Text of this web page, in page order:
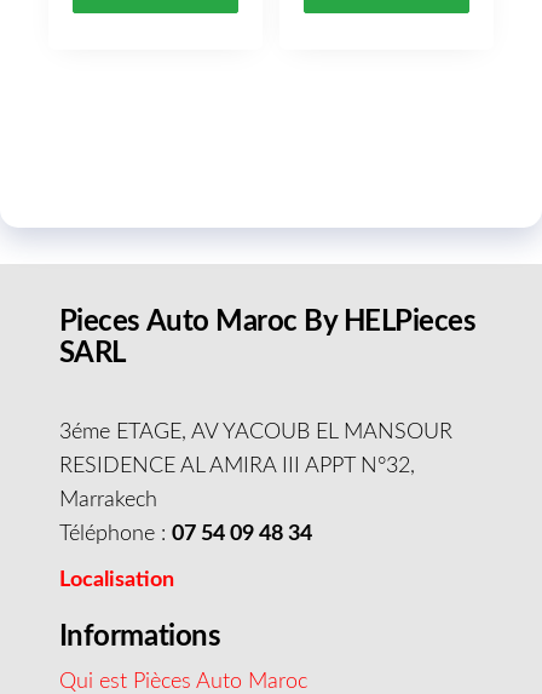
Pieces Auto Maroc By HELPieces
SARL
3éme ETAGE, AV YACOUB EL MANSOUR
RESIDENCE AL AMIRA III APPT N°32,
Marrakech
Téléphone : 07 54 09 48 34
Localisation
Informations
Qui est Pièces Auto Maroc